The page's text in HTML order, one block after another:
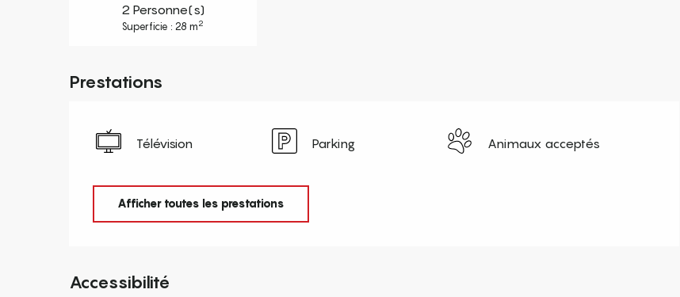
2 Personne(s)
Superficie : 28 m2
Prestations
Télévision Parking Animaux acceptés
Afficher toutes les prestations
Accessibilité